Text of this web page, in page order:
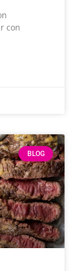
con
BLOG